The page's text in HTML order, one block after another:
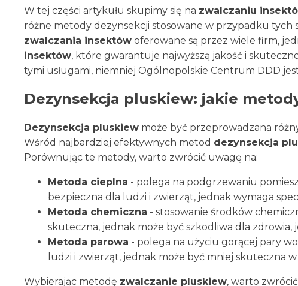
W tej części artykułu skupimy się na zwalczaniu
różne metody dezynsekcji stosowane w przypadku
zwalczania insektów oferowane są przez wiele firm,
insektów, które gwarantuje najwyższą jakość i
tymi usługami, niemniej Ogólnopolskie Centrum DDD
Dezynsekcja pluskiew: jakie
Dezynsekcja pluskiew może być przeprowadzana
Wśród najbardziej efektywnych metod dezynsekcja
Porównując te metody, warto zwrócić uwagę na:
Metoda cieplna - polega na podgrzewaniu
bezpieczna dla ludzi i zwierząt, jednak wymaga
Metoda chemiczna - stosowanie środków
skuteczna, jednak może być szkodliwa dla zdrowia,
Metoda parowa - polega na użyciu gorącej pary
ludzi i zwierząt, jednak może być mniej skuteczna
Wybierając metodę zwalczanie pluskiew, warto